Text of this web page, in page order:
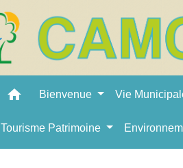
home Bienvenue Vie
Tourisme Patrimoine